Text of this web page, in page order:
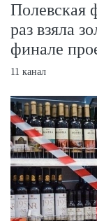
Полевская
раз взяла
финале
11 канал